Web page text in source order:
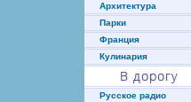
Архитектура
Парки
Франция
Кулинария
В дорогу
Русское радио